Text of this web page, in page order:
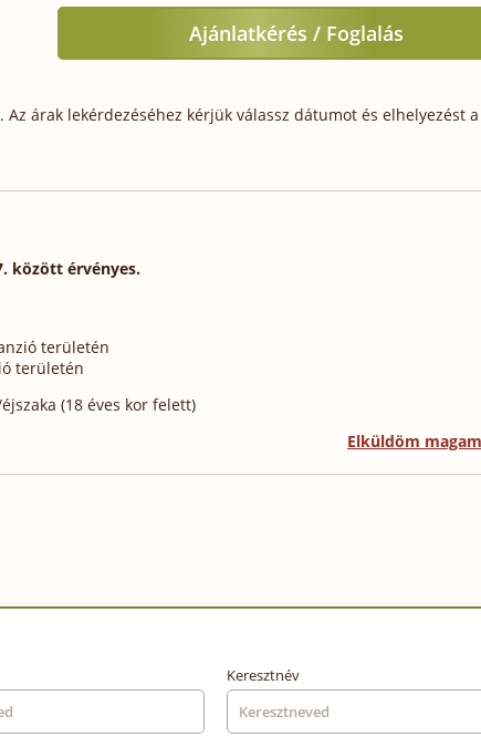
Ajánlatkérés / Foglalás
árak lekérdezéséhez kérjük válassz dátumot és elhelyezést
között érvényes.
területén
területén
(18 éves kor felett)
Elküldöm
Keresztnév